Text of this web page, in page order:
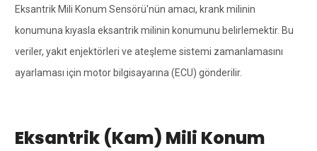
Eksantrik Mili Konum Sensörü'nün amacı, krank milinin
konumuna kıyasla eksantrik milinin konumunu belirlemektir. Bu
veriler, yakıt enjektörleri ve ateşleme sistemi zamanlamasını
ayarlaması için motor bilgisayarına (ECU) gönderilir.
Eksantrik (Kam) Mili Konum